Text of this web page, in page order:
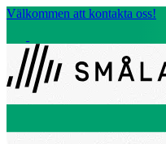
Välkommen att kontakta oss!